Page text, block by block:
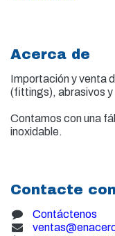
Acerca de
Importación y venta
(fittings), abrasivos y
Contamos con una
inoxidable.
Contacte
Contáctenos